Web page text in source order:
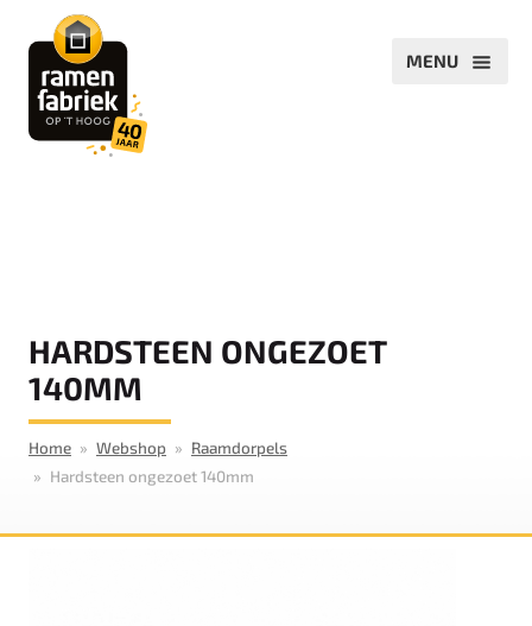
HARDSTEEN ONGEZOET
140MM
Home Webshop
Raamdorpels
Hardsteen ongezoet 140mm